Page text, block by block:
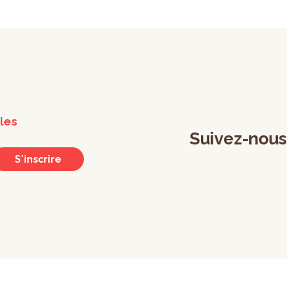
les
S'inscrire
Suivez-nous